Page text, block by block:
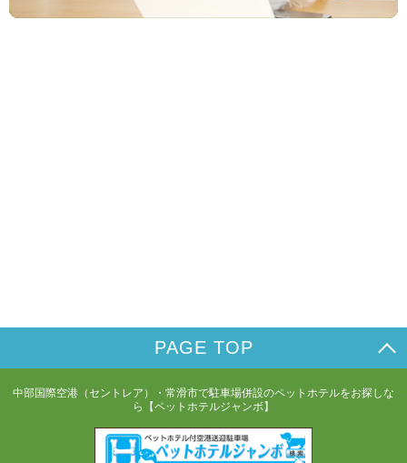
PAGE TOP
中部国際空港（セントレア）・常滑市で駐車場併設のペットホテルをお探しな
ら【ペットホテルジャンボ】